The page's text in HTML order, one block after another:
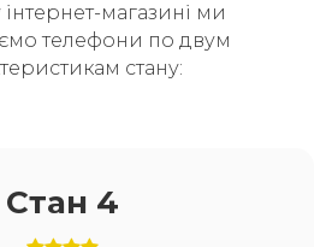
магазині ми
телефони по двум
стану:
Стан 4